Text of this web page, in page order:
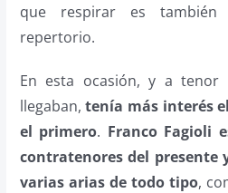
que respirar es
repertorio.
En esta ocasión, y a
llegaban,tenía más interés
el primero. Franco Fagioli
contratenores del presente
varias arias de todo tipo,